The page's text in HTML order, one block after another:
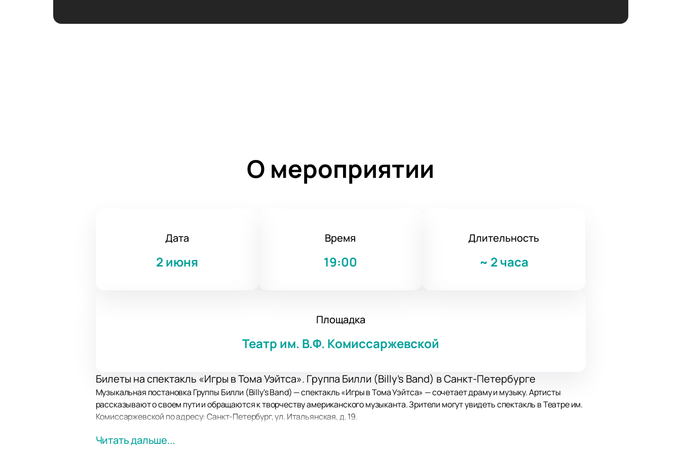
О мероприятии
Дата
2 июня
Время
19:00
Длительность
~ 2 часа
Площадка
Театр им. В.Ф. Комиссаржевской
Билеты на спектакль «Игры в Тома Уэйтса». Группа Билли (Billy's Band) в Санкт-Петербурге
Музыкальная постановка Группы Билли (Billy's Band) — спектакль «Игры в Тома Уэйтса» — сочетает драму и музыку. Артисты
рассказывают о своем пути и обращаются к творчеству американского музыканта. Зрители могут увидеть спектакль в Театре им.
Комиссаржевской по адресу: Санкт-Петербург, ул. Итальянская, д. 19.
Сюжет
Читать дальше...